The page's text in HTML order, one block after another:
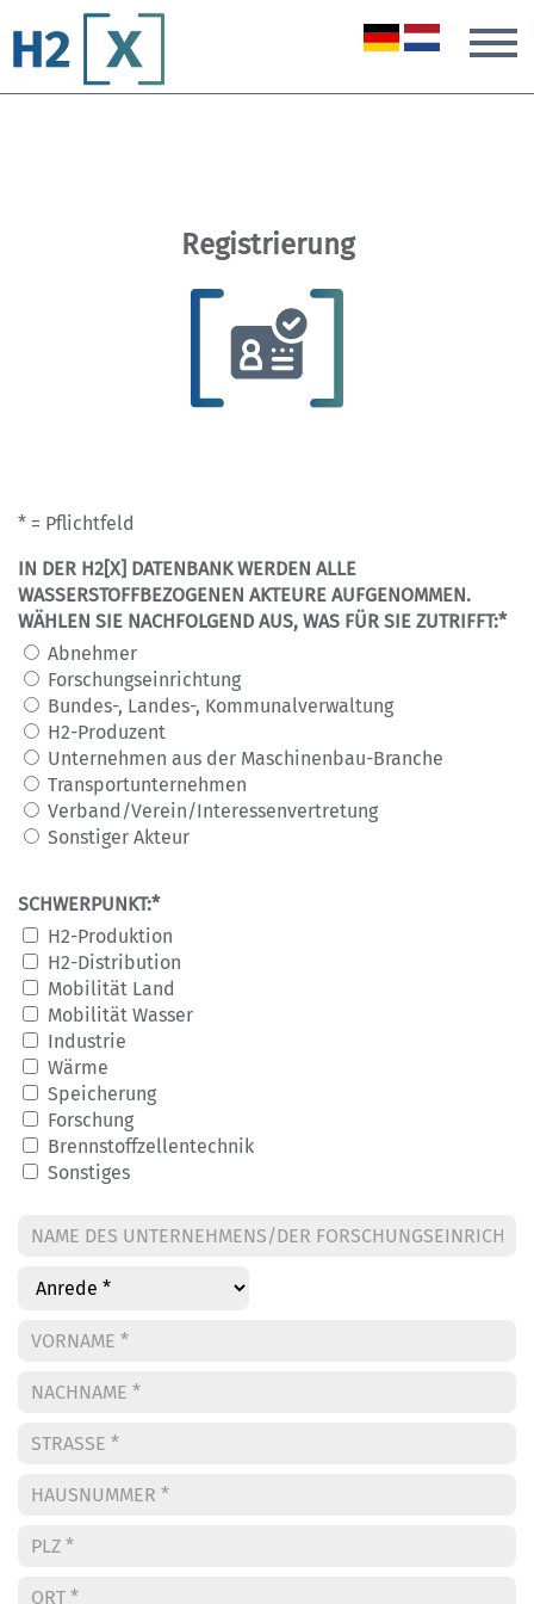
Registrierung
* = Pflichtfeld
IN DER H2[X] DATENBANK WERDEN ALLE
WASSERSTOFFBEZOGENEN AKTEURE AUFGENOMMEN.
WÄHLEN SIE NACHFOLGEND AUS, WAS FÜR SIE ZUTRIFFT:*
Abnehmer
Forschungseinrichtung
Bundes-, Landes-, Kommunalverwaltung
H2-Produzent
Unternehmen aus der Maschinenbau-Branche
Transportunternehmen
Verband/Verein/Interessenvertretung
Sonstiger Akteur
SCHWERPUNKT:*
H2-Produktion
H2-Distribution
Mobilität Land
Mobilität Wasser
Industrie
Wärme
Speicherung
Forschung
Brennstoffzellentechnik
Sonstiges